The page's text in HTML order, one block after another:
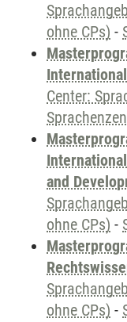
ohne CPs) -
Center:
and
ohne CPs) -
ohne CPs) -